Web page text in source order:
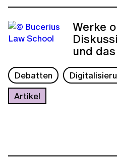
Werke
und
Debatten
Artikel